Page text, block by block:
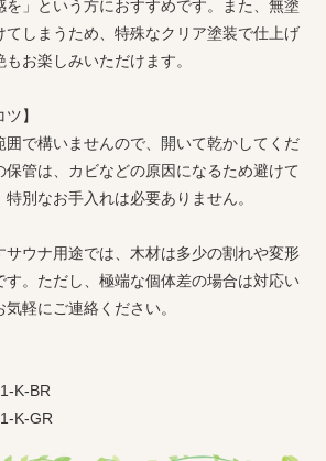
を」という方におすすめです。また、無塗
てしまうため、特殊なクリア塗装で仕上げ
お楽しみいただけます。
】
囲で構いませんので、開いて乾かしてくだ
保管は、カビなどの原因になるため避けて
別なお手入れは必要ありません。
サウナ用途では、木材は多少の割れや変形
す。ただし、極端な個体差の場合は対応い
軽にご連絡ください。
K-BR
K-GR